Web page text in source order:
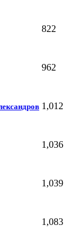
822
962
1,012
1,036
1,039
1,083